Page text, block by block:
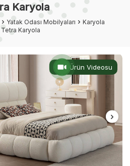
Karyola
Yatak Odası Mobilyaları
Karyola
Tetra Karyola
Ürün Videosu